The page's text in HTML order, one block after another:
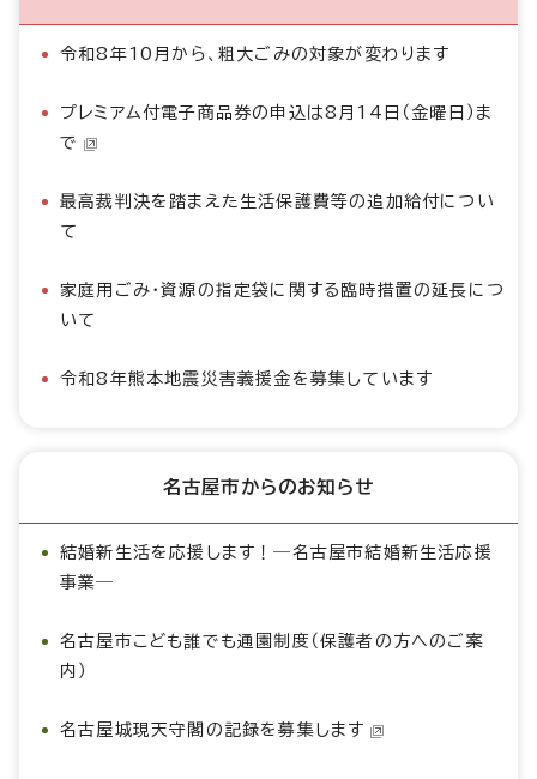
令和8年10月から、粗大ごみの対象が変わります
プレミアム付電子商品券の申込は8月14日（金曜日）ま
で
最高裁判決を踏まえた生活保護費等の追加給付につい
て
家庭用ごみ・資源の指定袋に関する臨時措置の延長につ
いて
令和8年熊本地震災害義援金を募集しています
名古屋市からのお知らせ
結婚新生活を応援します！―名古屋市結婚新生活応援
事業―
名古屋市こども誰でも通園制度（保護者の方へのご案
内）
名古屋城現天守閣の記録を募集します